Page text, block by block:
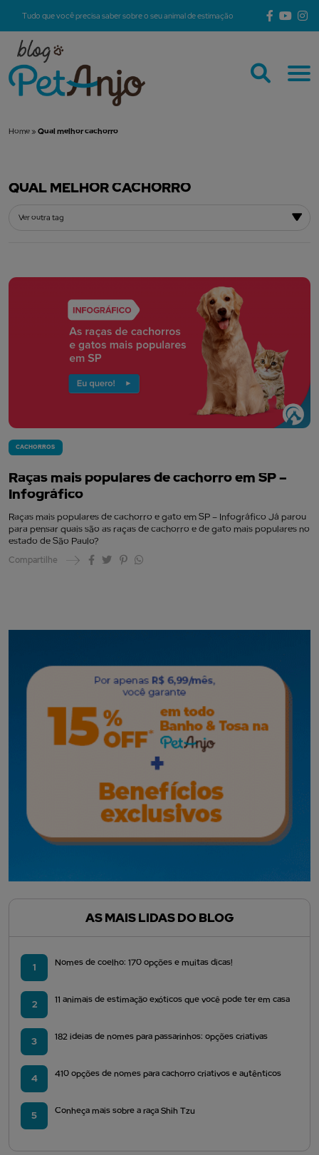
Tudo que você precisa saber sobre o seu animal de estimação
Home » Qual melhor cachorro
QUAL MELHOR CACHORRO
CACHORROS
Raças mais populares de cachorro em SP –
Infográfico
Raças mais populares de cachorro e gato em SP – Infográfico Já parou
para pensar quais são as raças de cachorro e de gato mais populares no
estado de São Paulo?
Compartilhe
AS MAIS LIDAS DO BLOG
1 Nomes de coelho: 170 opções e muitas dicas!
2 11 animais de estimação exóticos que você pode ter em casa
3 182 ideias de nomes para passarinhos: opções criativas
4 410 opções de nomes para cachorro criativos e autênticos
5 Conheça mais sobre a raça Shih Tzu